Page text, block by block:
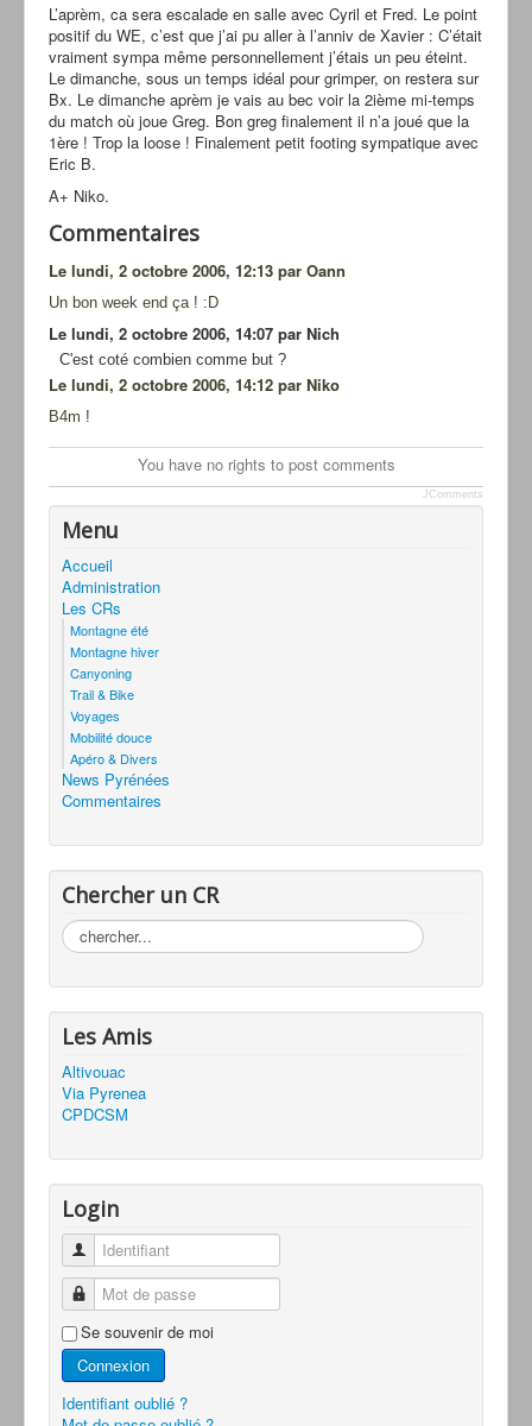
L’aprèm, ca sera escalade en salle avec Cyril et Fred. Le point
positif du WE, c’est que j’ai pu aller à l’anniv de Xavier : C’était
vraiment sympa même personnellement j’étais un peu éteint.
Le dimanche, sous un temps idéal pour grimper, on restera sur
Bx. Le dimanche aprèm je vais au bec voir la 2ième mi-temps
du match où joue Greg. Bon greg finalement il n’a joué que la
1ère ! Trop la loose ! Finalement petit footing sympatique avec
Eric B.
A+ Niko.
Commentaires
Le lundi, 2 octobre 2006, 12:13 par Oann
Un bon week end ça ! :D
Le lundi, 2 octobre 2006, 14:07 par Nich
C'est coté combien comme but ?
Le lundi, 2 octobre 2006, 14:12 par Niko
B4m !
You have no rights to post comments
JComments
Menu
Accueil
Administration
Les CRs
Montagne été
Montagne hiver
Canyoning
Trail & Bike
Voyages
Mobilité douce
Apéro & Divers
News Pyrénées
Commentaires
Chercher un CR
Rechercher
Les Amis
Altivouac
Via Pyrenea
CPDCSM
Login
Identifiant
Mot de passe
Se souvenir de moi
Connexion
Identifiant oublié ?